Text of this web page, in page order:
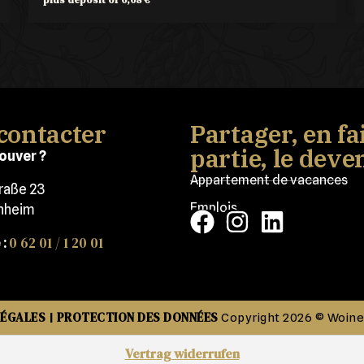
?
23
0 62 01 / 1 20 01
Partager, en
partie, le
Appartement de vacances
Emplois
PROTECTION DES DONNÉES Copyright 2026 ©
Vertrag widerrufen